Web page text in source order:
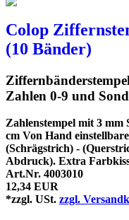
Colop
(10 Bänder)
Zahlen 0-9 und
Zahlenstempel mit 3
cm Von Hand
(Schrägstrich) -
Abdruck). Extra
Art.Nr. 4003010
12,34 EUR
*zzgl. USt. zzgl.